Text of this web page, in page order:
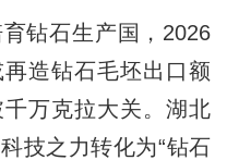
钻石生产国，2026
造钻石毛坯出口额
万克拉大关。湖北
技之力转化为“钻石